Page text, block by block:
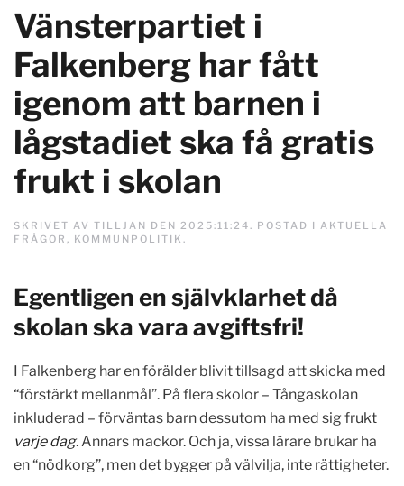
Vänsterpartiet i
Falkenberg har fått
igenom att barnen i
lågstadiet ska få gratis
frukt i skolan
SKRIVET AV TILLJAN DEN 2025:11:24 . POSTAD I AKTUELLA
FRÅGOR , KOMMUNPOLITIK .
Egentligen en självklarhet då
skolan ska vara avgiftsfri!
I Falkenberg har en förälder blivit tillsagd att skicka med
“förstärkt mellanmål”. På flera skolor – Tångaskolan
inkluderad – förväntas barn dessutom ha med sig frukt
varje dag. Annars mackor. Och ja, vissa lärare brukar ha
en “nödkorg”, men det bygger på välvilja, inte rättigheter.